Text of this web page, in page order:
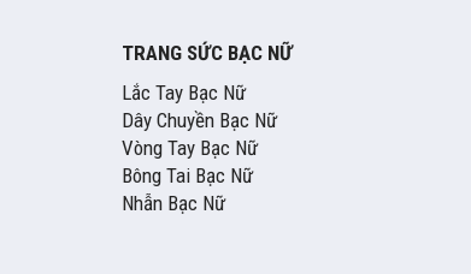
TRANG SỨC BẠC NỮ
Lắc Tay Bạc Nữ
Dây Chuyền Bạc Nữ
Vòng Tay Bạc Nữ
Bông Tai Bạc Nữ
Nhẫn Bạc Nữ